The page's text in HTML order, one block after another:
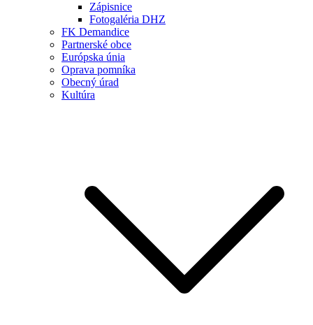
Zápisnice
Fotogaléria DHZ
FK Demandice
Partnerské obce
Európska únia
Oprava pomníka
Obecný úrad
Kultúra